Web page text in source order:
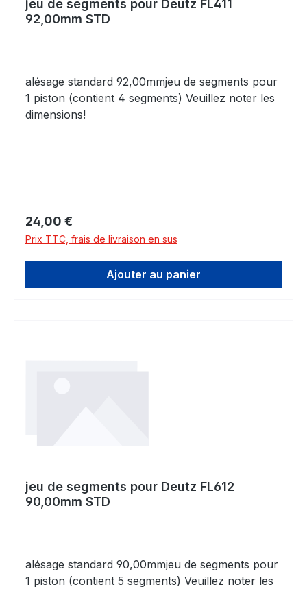
jeu de segments pour Deutz FL411
92,00mm STD
alésage standard 92,00mmjeu de segments pour
1 piston (contient 4 segments) Veuillez noter les
dimensions!
Prix régulier :
24,00 €
Prix TTC, frais de livraison en sus
Ajouter au panier
jeu de segments pour Deutz FL612
90,00mm STD
alésage standard 90,00mmjeu de segments pour
1 piston (contient 5 segments) Veuillez noter les